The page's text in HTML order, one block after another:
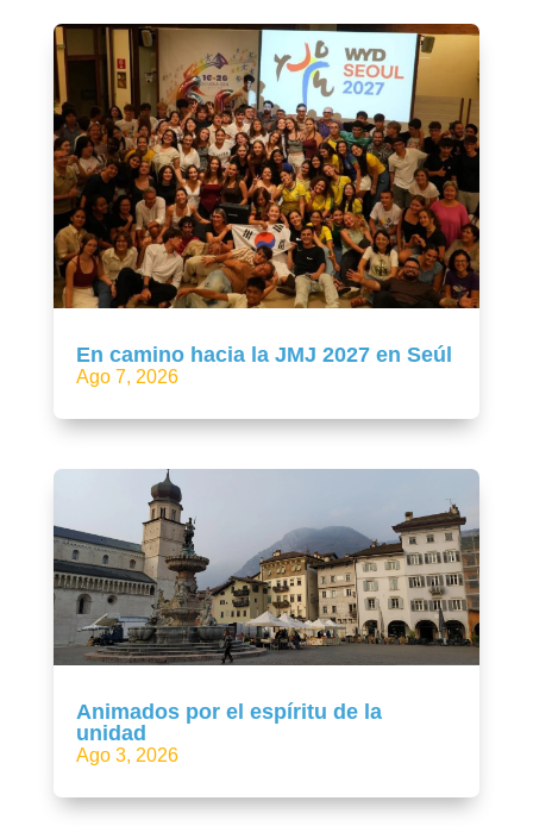
En camino hacia la JMJ 2027 en Seúl
Ago 7, 2026
Animados por el espíritu de la
unidad
Ago 3, 2026